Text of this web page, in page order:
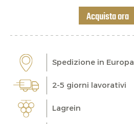
Acquista ora
Spedizione in Europa
2-5 giorni lavorativi
Lagrein